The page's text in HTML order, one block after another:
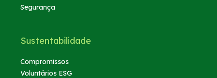
Segurança
Sustentabilidade
Compromissos
Voluntários ESG